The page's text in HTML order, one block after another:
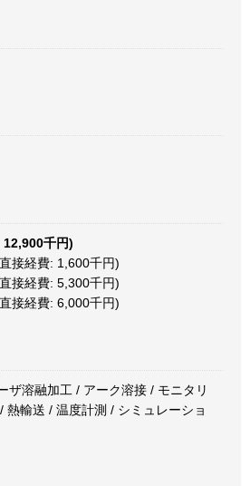
千円)
接経費: 1,600千円)
接経費: 5,300千円)
接経費: 6,000千円)
ザ溶融加工 / アーク溶接 / モニタリ
熱輸送 / 温度計測 / シミュレーショ